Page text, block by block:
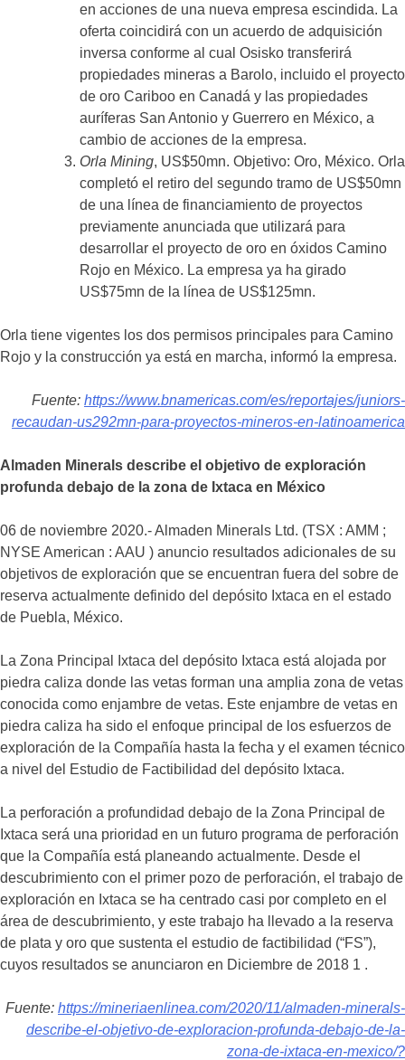
en acciones de una nueva empresa escindida. La
oferta coincidirá con un acuerdo de adquisición
inversa conforme al cual Osisko transferirá
propiedades mineras a Barolo, incluido el proyecto
de oro Cariboo en Canadá y las propiedades
auríferas San Antonio y Guerrero en México, a
cambio de acciones de la empresa.
Orla Mining, US$50mn. Objetivo: Oro, México. Orla
completó el retiro del segundo tramo de US$50mn
de una línea de financiamiento de proyectos
previamente anunciada que utilizará para
desarrollar el proyecto de oro en óxidos Camino
Rojo en México. La empresa ya ha girado
US$75mn de la línea de US$125mn.
Orla tiene vigentes los dos permisos principales para Camino
Rojo y la construcción ya está en marcha, informó la empresa.
Fuente: https://www.bnamericas.com/es/reportajes/juniors-
recaudan-us292mn-para-proyectos-mineros-en-latinoamerica
Almaden Minerals describe el objetivo de exploración
profunda debajo de la zona de Ixtaca en México
06 de noviembre 2020.- Almaden Minerals Ltd. (TSX : AMM ;
NYSE American : AAU ) anuncio resultados adicionales de su
objetivos de exploración que se encuentran fuera del sobre de
reserva actualmente definido del depósito Ixtaca en el estado
de Puebla, México.
La Zona Principal Ixtaca del depósito Ixtaca está alojada por
piedra caliza donde las vetas forman una amplia zona de vetas
conocida como enjambre de vetas. Este enjambre de vetas en
piedra caliza ha sido el enfoque principal de los esfuerzos de
exploración de la Compañía hasta la fecha y el examen técnico
a nivel del Estudio de Factibilidad del depósito Ixtaca.
La perforación a profundidad debajo de la Zona Principal de
Ixtaca será una prioridad en un futuro programa de perforación
que la Compañía está planeando actualmente. Desde el
descubrimiento con el primer pozo de perforación, el trabajo de
exploración en Ixtaca se ha centrado casi por completo en el
área de descubrimiento, y este trabajo ha llevado a la reserva
de plata y oro que sustenta el estudio de factibilidad (“FS”),
cuyos resultados se anunciaron en Diciembre de 2018 1 .
Fuente: https://mineriaenlinea.com/2020/11/almaden-minerals-
describe-el-objetivo-de-exploracion-profunda-debajo-de-la-
zona-de-ixtaca-en-mexico/?